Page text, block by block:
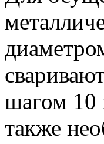
шагом 10
также